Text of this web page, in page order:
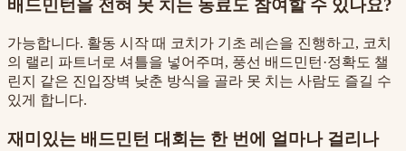
배드민턴을 전혀 못 치는 동료도 참여할 수 있나요?
가능합니다. 활동 시작 때 코치가 기초 레슨을 진행하고, 코치
의 랠리 파트너로 셔틀을 넣어주며, 풍선 배드민턴·정확도 챌
린지 같은 진입장벽 낮춘 방식을 골라 못 치는 사람도 즐길 수
있게 합니다.
재미있는 배드민턴 대회는 한 번에 얼마나 걸리나